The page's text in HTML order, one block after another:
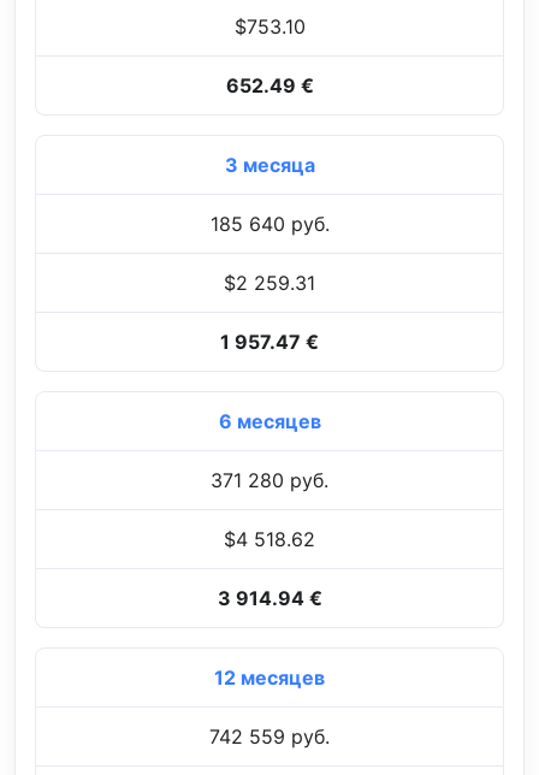
$753.10
652.49 €
3 месяца
185 640 руб.
$2 259.31
1 957.47 €
6 месяцев
371 280 руб.
$4 518.62
3 914.94 €
12 месяцев
742 559 руб.